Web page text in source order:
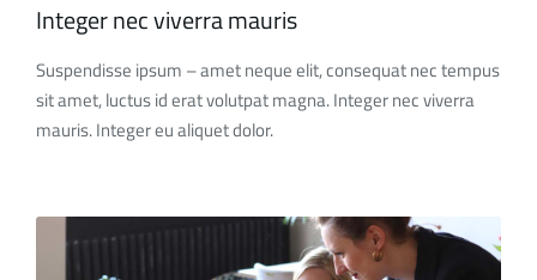
Integer nec viverra mauris
Suspendisse ipsum – amet neque elit, consequat nec tempus
sit amet, luctus id erat volutpat magna. Integer nec viverra
mauris. Integer eu aliquet dolor.